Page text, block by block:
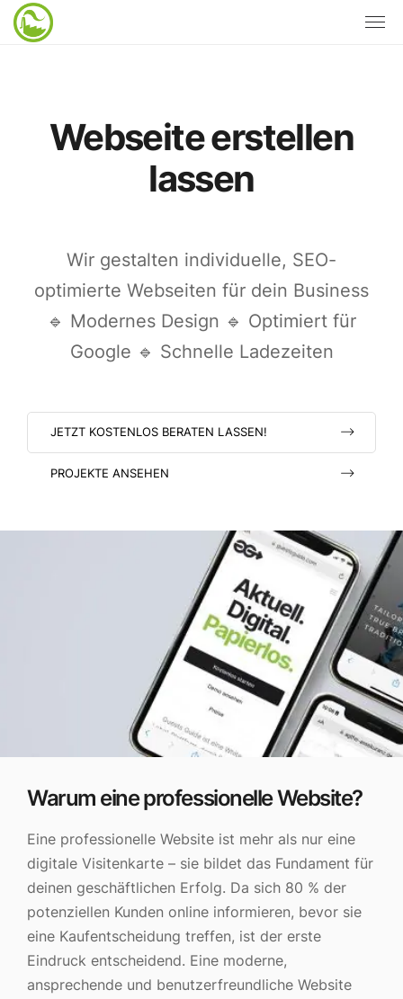
Webseite erstellen
lassen
Wir gestalten individuelle, SEO-
optimierte Webseiten für dein Business
🔹 Modernes Design 🔹 Optimiert für
Google 🔹 Schnelle Ladezeiten
JETZT KOSTENLOS BERATEN LASSEN!
PROJEKTE ANSEHEN
Warum eine professionelle Website?
Eine professionelle Website ist mehr als nur eine
digitale Visitenkarte – sie bildet das Fundament für
deinen geschäftlichen Erfolg. Da sich 80 % der
potenziellen Kunden online informieren, bevor sie
eine Kaufentscheidung treffen, ist der erste
Eindruck entscheidend. Eine moderne,
ansprechende und benutzerfreundliche Website